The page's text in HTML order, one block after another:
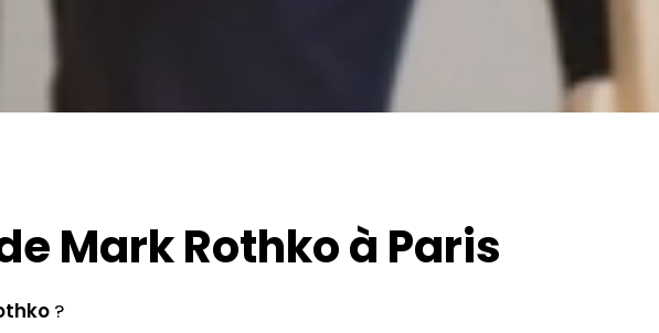
Mark Rothkoà Paris
?